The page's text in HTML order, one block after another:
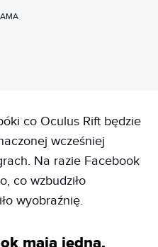
co Oculus Rift będzie
wcześniej
Na razie Facebook
co wzbudziło
wyobraźnię.